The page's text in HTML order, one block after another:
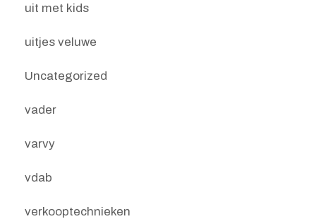
uit met kids
uitjes veluwe
Uncategorized
vader
varvy
vdab
verkooptechnieken